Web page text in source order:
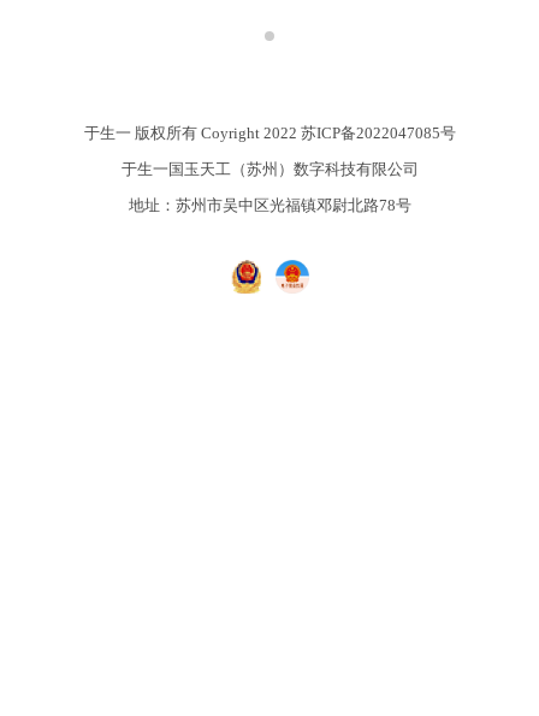
于生一 版权所有 Coyright 2022 苏ICP备2022047085号
于生一国玉天工（苏州）数字科技有限公司
地址：苏州市吴中区光福镇邓尉北路78号